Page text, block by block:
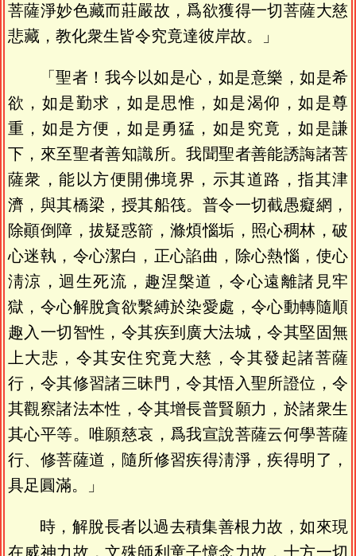
菩薩淨妙色藏而莊嚴故，爲欲獲得一切菩薩大慈
悲藏，教化衆生皆令究竟達彼岸故。」
「聖者！我今以如是心，如是意樂，如是希
欲，如是勤求，如是思惟，如是渴仰，如是尊
重，如是方便，如是勇猛，如是究竟，如是謙
下，來至聖者善知識所。我聞聖者善能誘誨諸菩
薩衆，能以方便開佛境界，示其道路，指其津
濟，與其橋梁，授其船筏。普令一切截愚癡網，
除顚倒障，拔疑惑箭，滌煩惱垢，照心稠林，破
心迷執，令心潔白，正心諂曲，除心熱惱，使心
淸涼，迴生死流，趣涅槃道，令心遠離諸見牢
獄，令心解脫貪欲繫縛於染愛處，令心動轉隨順
趣入一切智性，令其疾到廣大法城，令其堅固無
上大悲，令其安住究竟大慈，令其發起諸菩薩
行，令其修習諸三昧門，令其悟入聖所證位，令
其觀察諸法本性，令其增長普賢願力，於諸衆生
其心平等。唯願慈哀，爲我宣說菩薩云何學菩薩
行、修菩薩道，隨所修習疾得淸淨，疾得明了，
具足圓滿。」
時，解脫長者以過去積集善根力故，如來現
在威神力故，文殊師利童子憶念力故，十方一切